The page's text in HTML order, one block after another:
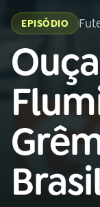
Buscar
na
Rádio
Nacional
01 INÍCIO
02A RÁDIO
na
Rádio
EPISÓDIO